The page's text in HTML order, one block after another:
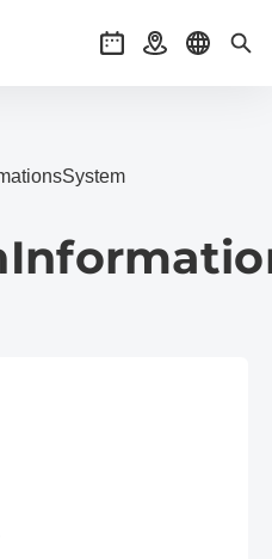
Veranstaltungen
AnreiseSprache